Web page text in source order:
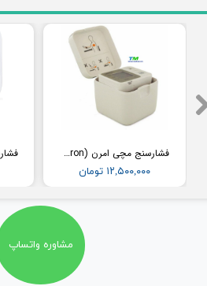
فشارسنج مچی امرن (Omron) مدل RS2
۱۲,۵۰۰,۰۰۰ تومان
مشاوره واتساپ